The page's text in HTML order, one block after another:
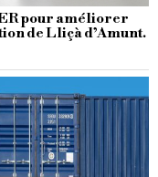
pour améliorer
de Lliçà d’Amunt.